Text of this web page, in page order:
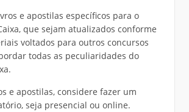
e apostilas específicos para o
que sejam atualizados conforme
voltados para outros concursos
todas as peculiaridades do
e apostilas, considere fazer um
seja presencial ou online.